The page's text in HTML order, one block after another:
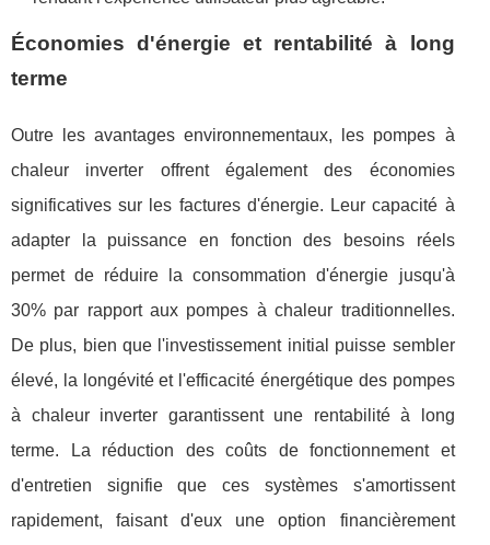
Économies d'énergie et rentabilité à long
terme
Outre les avantages environnementaux, les pompes à
chaleur inverter offrent également des économies
significatives sur les factures d'énergie. Leur capacité à
adapter la puissance en fonction des besoins réels
permet de réduire la consommation d'énergie jusqu'à
30% par rapport aux pompes à chaleur traditionnelles.
De plus, bien que l'investissement initial puisse sembler
élevé, la longévité et l'efficacité énergétique des pompes
à chaleur inverter garantissent une rentabilité à long
terme. La réduction des coûts de fonctionnement et
d'entretien signifie que ces systèmes s'amortissent
rapidement, faisant d'eux une option financièrement